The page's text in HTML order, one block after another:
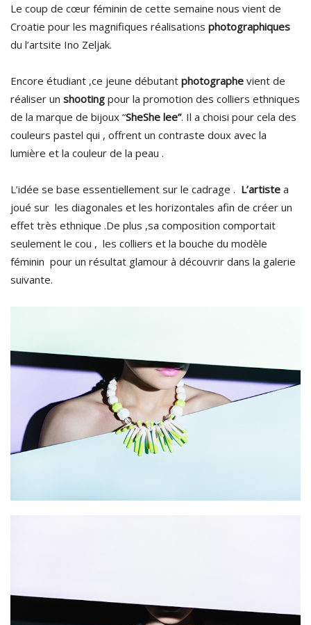
Le coup de cœur féminin de cette semaine nous vient de
Croatie pour les magnifiques réalisations photographiques
du l’artsite Ino Zeljak.
Encore étudiant ,ce jeune débutant photographe vient de
réaliser un shooting pour la promotion des colliers ethniques
de la marque de bijoux “SheShe lee”. Il a choisi pour cela des
couleurs pastel qui , offrent un contraste doux avec la
lumière et la couleur de la peau .
L’idée se base essentiellement sur le cadrage . L’artiste a
joué sur les diagonales et les horizontales afin de créer un
effet très ethnique .De plus ,sa composition comportait
seulement le cou , les colliers et la bouche du modèle
féminin pour un résultat glamour à découvrir dans la galerie
suivante.